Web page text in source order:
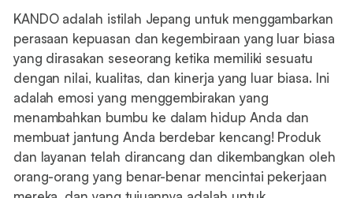
KANDO adalah istilah Jepang untuk menggambarkan
perasaan kepuasan dan kegembiraan yang luar biasa
yang dirasakan seseorang ketika memiliki sesuatu
dengan nilai, kualitas, dan kinerja yang luar biasa. Ini
adalah emosi yang menggembirakan yang
menambahkan bumbu ke dalam hidup Anda dan
membuat jantung Anda berdebar kencang! Produk
dan layanan telah dirancang dan dikembangkan oleh
orang-orang yang benar-benar mencintai pekerjaan